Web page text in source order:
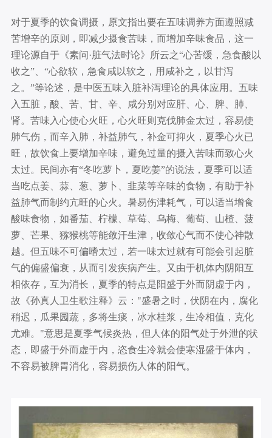
对于夏季的饮食调摄，原文指出要在五味调养方面遵照减
苦增辛的原则，即减少摄食苦味，而增加辛味食品，这一
理论源自于《素问·脏气法时论》所云之“心苦缓，急食酸以
收之”、“心欲软，急食咸以软之，用咸补之，以甘泻
之。”等论述，是中医五味入脏补泻理论的具体应用。五味
入五脏，酸、苦、甘、辛、咸分别对应肝、心、脾、肺、
肾。苦味入心使心火旺，心火旺则克伐肺金太过，容易使
肺气伤，而辛入肺，补益肺气，补金可抑火，夏季心火已
旺，故饮食上要增加辛味，避免过量的摄入苦味而致心火
太过。民间亦有“冬吃萝卜，夏吃姜”的说法，夏季可以适
当吃点姜、蒜、葱、萝卜、韭菜等辛味的食物，有助于补
益肺气而制约亢旺的心火。暑易伤津耗气，可以适当增食
酸味食物，如番茄、柠檬、草莓、乌梅、葡萄、山楂、菠
萝、芒果、猕猴桃等能敛汗生津，收敛心气而不使心神散
越。但五味不可偏嗜太过，若一味太过就有可能会引起脏
气的偏盛偏衰，从而引发疾病产生。又由于机体内阴阳互
相依存，互为消长，夏季的特点是阳盛于外而阴虚于内，
故《孙真人卫生歌注释》云："盛暑之时，伏阴在内，腐化
稍迟，瓜果园蔬，多将生痰，冰水桂浆，生冷相值，克化
尤难。"意思是夏季气候炎热，但人体的阳气处于外泄的状
态，即盛于外而虚于内，恣食生冷就会使寒湿盛于体内，
不容易被脾胃消化，容易损伤人体的阳气。